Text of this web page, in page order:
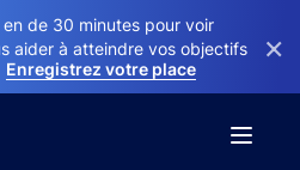
de 30 minutes pour voir
aider à atteindre vos objectifs
Enregistrez votre place
×